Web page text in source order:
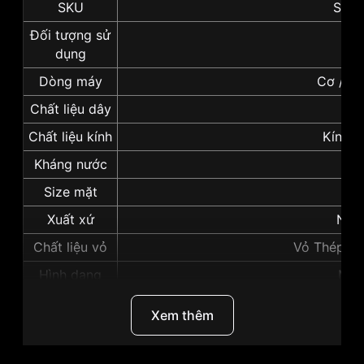
SKU
Đối tượng sử
dụng
Dòng máy
Cơ /
Chất liệu dây
Chất liệu kính
Kính
Kháng nước
Size mặt
Xuất xứ
Chất liệu vỏ
Vỏ Thép
Hình dạng
Xem thêm